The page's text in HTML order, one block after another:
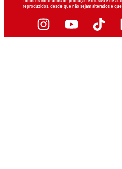
reproduzidos, desde que não sejam alterados e